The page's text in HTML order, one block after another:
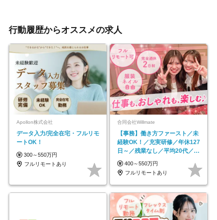
行動履歴からオススメの求人
Apollon株式会社
データ入力/完全在宅・フルリモ
ートOK！
300～550万円
フルリモートあり
合同会社Willmate
【事務】働き方ファースト／未
経験OK！／充実研修／年休127
日～／残業なし／平均20代／リ
モートOK
400～550万円
フルリモートあり